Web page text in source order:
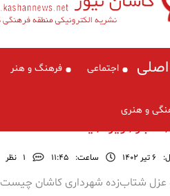
اجتماعی فرهنگ و هنر
و هنری
اخبار , ویژه , یادداشت
6 تیر 1402 ساعت: ۱۱:۴۵ 1 نظر
شتاب‌زده شهرداری کاشان چیست